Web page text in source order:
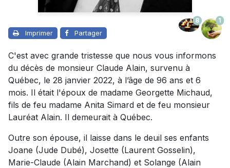
Imprimer Partager
8 1
C'est avec grande tristesse que nous vous informons
du décès de monsieur Claude Alain, survenu à
Québec, le 28 janvier 2022, à l’âge de 96 ans et 6
mois. Il était l'époux de madame Georgette Michaud,
fils de feu madame Anita Simard et de feu monsieur
Lauréat Alain. Il demeurait à Québec.
Outre son épouse, il laisse dans le deuil ses enfants
Joane (Jude Dubé), Josette (Laurent Gosselin),
Marie-Claude (Alain Marchand) et Solange (Alain